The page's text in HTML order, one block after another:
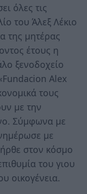
όλες τις
του Άλεξ Λέκιο
της μητέρας
έτους η
ξενοδοχείο
Alex
τους
με την
Σύμφωνα με
με
στον κόσμο
του γιου
οικογένεια.